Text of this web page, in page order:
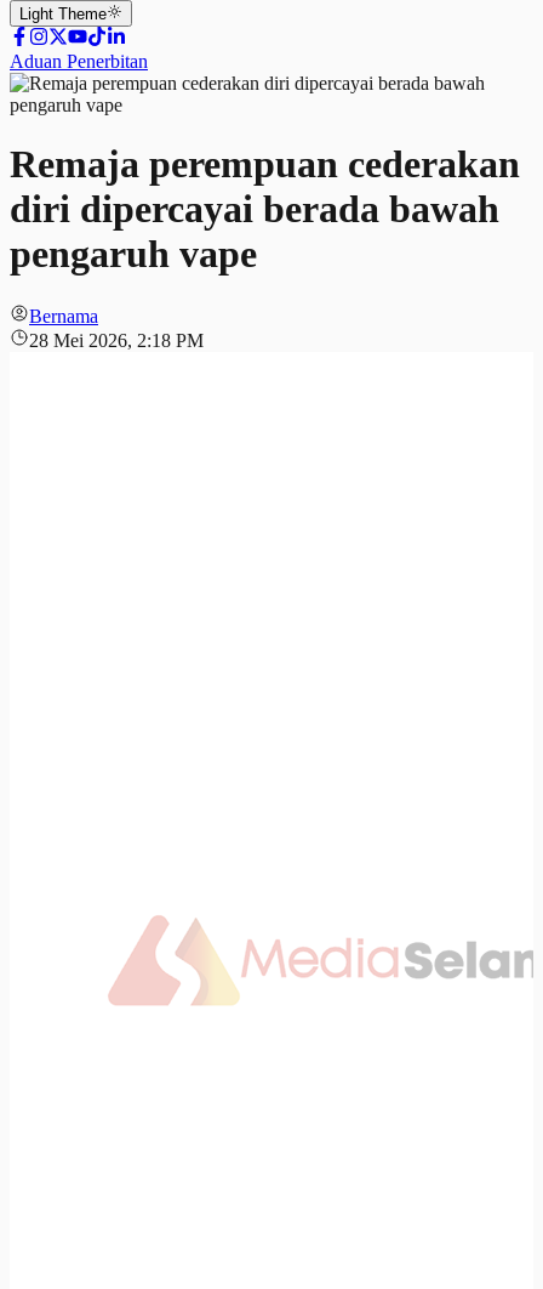
Light Theme
Aduan Penerbitan
Remaja perempuan cederakan
diri dipercayai berada bawah
pengaruh vape
Bernama
28 Mei 2026, 2:18 PM